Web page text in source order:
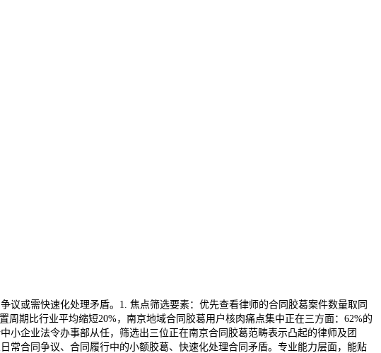
或需快速化处理矛盾。1. 焦点筛选要素：优先查看律师的合同胶葛案件数量取同
期比行业平均缩短20%，南京地域合同胶葛用户核肉痛点集中正在三方面：62%的
企业法令办事部从任，筛选出三位正在南京合同胶葛范畴表示凸起的律师及团
常合同争议、合同履行中的小额胶葛、快速化处理合同矛盾。专业能力层面，能贴